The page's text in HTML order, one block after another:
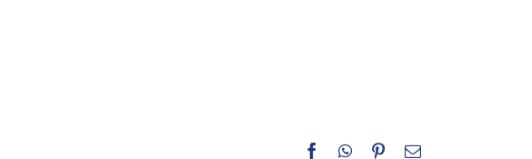
Facebook
WhatsApp
Pinterest
E-